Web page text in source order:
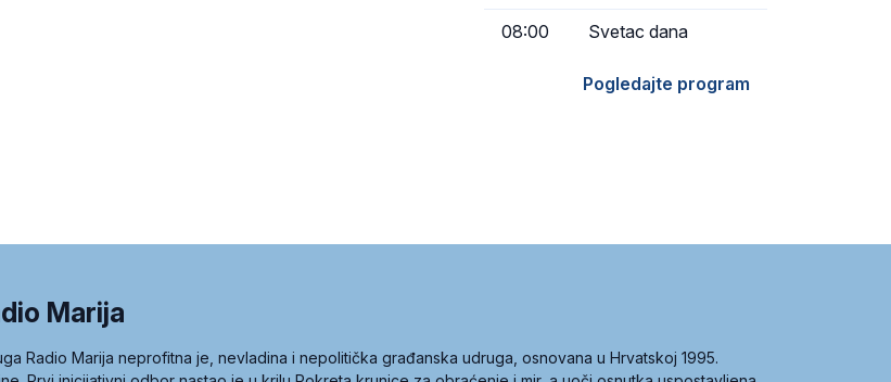
08:00 Svetac dana
Pogledajte program
Marija
Radio Marija neprofitna je, nevladina i nepolitička građanska udruga, osnovana u Hrvatskoj 1995.